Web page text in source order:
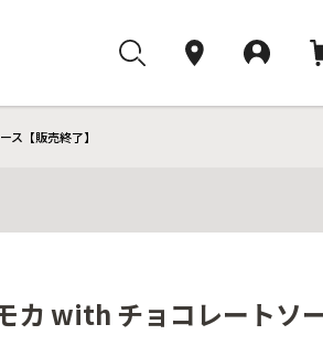
ス【販売終了】
カ with チョコレートソ